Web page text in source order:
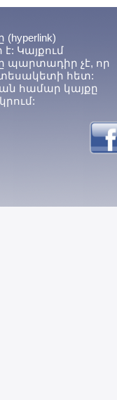
Կայքում
պարտադիր չէ, որ
հետ:
համար կայքը